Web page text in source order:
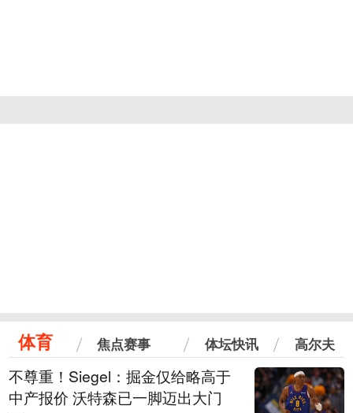
体育 焦点赛事 体坛快讯 高尔夫
不尊重！Siegel：掘金仅给略高于
中产报价 沃特森已一脚迈出大门